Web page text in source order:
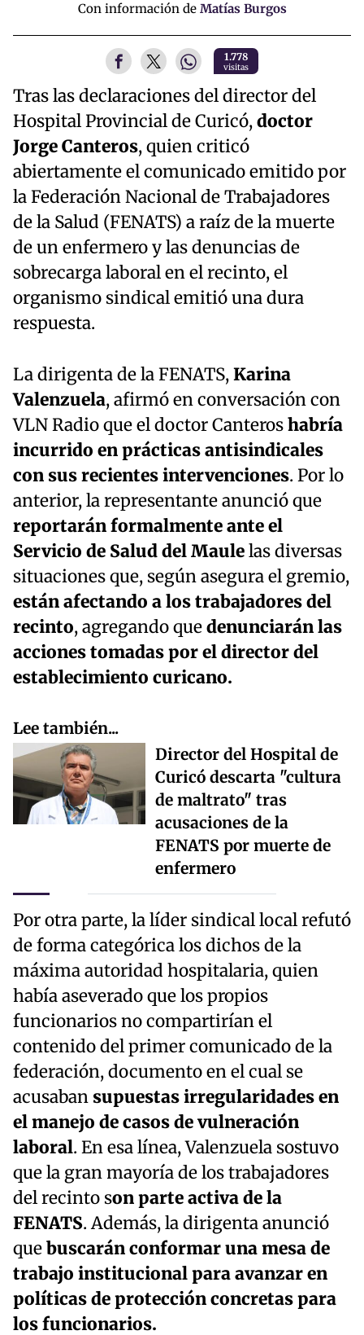
Con información de Matías Burgos
1.778
visitas
Tras las declaraciones del director del
Hospital Provincial de Curicó,doctor
Jorge Canteros, quien criticó
abiertamente el comunicado emitido por
la Federación Nacional de Trabajadores
de la Salud (FENATS) a raíz de la muerte
de un enfermero y las denuncias de
sobrecarga laboral en el recinto, el
organismo sindical emitió una dura
respuesta.
La dirigenta de la FENATS,Karina
Valenzuela, afirmó en conversación con
VLN Radio que el doctor Canteroshabría
incurrido en prácticas antisindicales
con sus recientes intervenciones. Por lo
anterior, la representante anunció que
reportarán formalmente ante el
Servicio de Salud del Maulelas diversas
situaciones que, según asegura el gremio,
están afectando a los trabajadores del
recinto, agregando quedenunciarán las
acciones tomadas por el director del
establecimiento curicano.
Lee también...
Director del Hospital de
Curicó descarta "cultura
de maltrato" tras
acusaciones de la
FENATS por muerte de
enfermero
Por otra parte, la líder sindical local refutó
de forma categórica los dichos de la
máxima autoridad hospitalaria, quien
había aseverado que los propios
funcionarios no compartirían el
contenido del primer comunicado de la
federación, documento en el cual se
acusaban supuestas irregularidades en
el manejo de casos de vulneración
laboral. En esa línea, Valenzuela sostuvo
que la gran mayoría de los trabajadores
del recinto son parte activa de la
FENATS. Además, la dirigenta anunció
quebuscarán conformar una mesa de
trabajo institucional para avanzar en
políticas de protección concretas para
los funcionarios.